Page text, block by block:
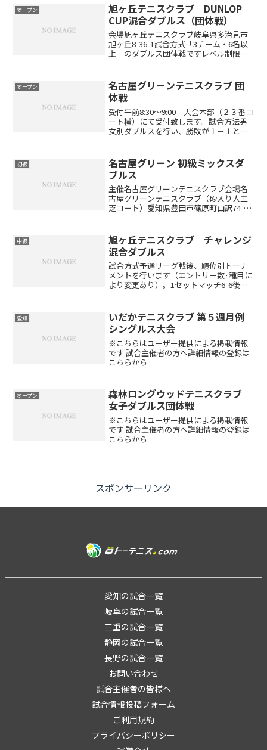
オープン
旭ヶ丘テニスクラブ DUNLOP
CUP混合ダブルス（団体戦）
会場旭ヶ丘テニスクラブ岐阜県多治見市
旭ヶ丘8-36-1試合方式「3チーム・6名以
上」のダブルス団体戦ですレベル制限レ
トリーはこちらから※日付、種目にお間
違いがないか...
オープン
名古屋グリーンテニスクラブ 団
体戦
受付午前8:30～9:00 大会本部（２３番コ
ート横）にて受付致します。試合方法男
女別ダブルスを行い、勝敗が１－１とな
ブレークとなります6ゲーム先取ノーアド
バンテージ...
初級
名古屋グリーン 初級ミックスダ
ブルス
主催名古屋グリーンテニスクラブ会場名
古屋グリーンテニスクラブ（砂入り人工
芝コート）愛知県豊田市篠原町山訳74-1
優勝された方は、次回以降ご参加いただ
けません。定員24組...
中級
旭ヶ丘テニスクラブ チャレンジ
混合ダブルス
試合方式予選リーグ戦後、順位別トーナ
メントを行います（エントリー数･種目に
より変更あり）。1セットマッチ6-6後タ
初・中級者対象です。旭ヶ丘テニスクラ
ブにおける上級者...
愛知
いだかテニスクラブ 第５週月例
シングルス大会
※こちらはユーザー提供による掲載情報
です 試合主催者の方へ詳細情報の登録は
こちらから
オープン
森林ロングウッドテニスクラブ
女子ダブルス団体戦
※こちらはユーザー提供による掲載情報
です 試合主催者の方へ詳細情報の登録は
こちらから
スポンサーリンク
愛知の試合一覧
岐阜の試合一覧
三重の試合一覧
静岡の試合一覧
長野の試合一覧
お問い合わせ
試合主催者の皆様へ
試合情報投稿フォーム
ご利用規約
プライバシーポリシー